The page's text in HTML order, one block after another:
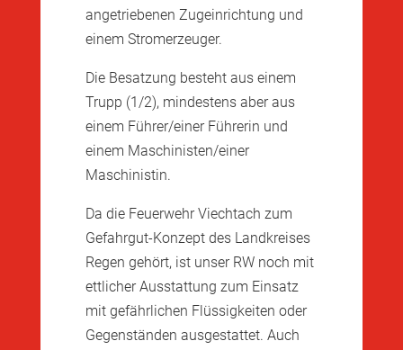
angetriebenen Zugeinrichtung und
einem Stromerzeuger.
Die Besatzung besteht aus einem
Trupp (1/2), mindestens aber aus
einem Führer/einer Führerin und
einem Maschinisten/einer
Maschinistin.
Da die Feuerwehr Viechtach zum
Gefahrgut-Konzept des Landkreises
Regen gehört, ist unser RW noch mit
ettlicher Ausstattung zum Einsatz
mit gefährlichen Flüssigkeiten oder
Gegenständen ausgestattet. Auch